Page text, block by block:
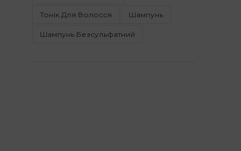
Тонік Для Волосся Шампунь
Шампунь Безсульфатний